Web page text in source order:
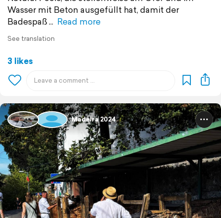
Wasser mit Beton ausgefüllt hat, damit der
Badespaß
Read more
See translation
3 likes
Madeira 2024